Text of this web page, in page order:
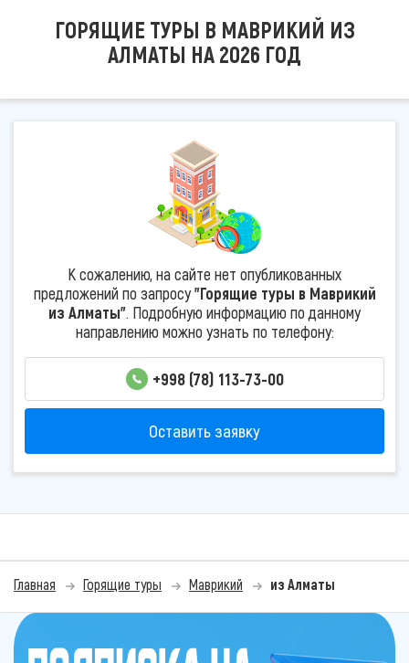
ГОРЯЩИЕ ТУРЫ В МАВРИКИЙ ИЗ
АЛМАТЫ НА 2026 ГОД
К сожалению, на сайте нет опубликованных
предложений по запросу"Горящие туры в Маврикий
из Алматы". Подробную информацию по данному
направлению можно узнать по телефону:
+998 (78) 113-73-00
Оставить заявку
Главная Горящие туры Маврикий из Алматы